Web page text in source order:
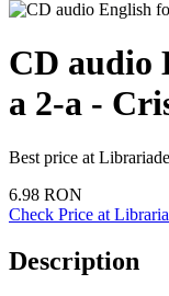
CD audio
a 2-a -
Best price at
6.98 RON
Check Price at
Description